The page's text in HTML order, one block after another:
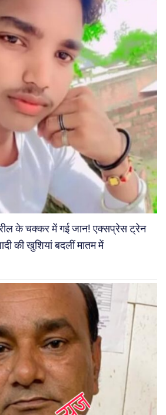
के चक्कर में गई जान! एक्सप्रेस ट्रेन
की खुशियां बदलीं मातम में